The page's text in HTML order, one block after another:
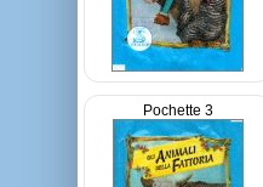
Pochette 3